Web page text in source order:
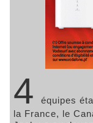
4
équipes
la France, le